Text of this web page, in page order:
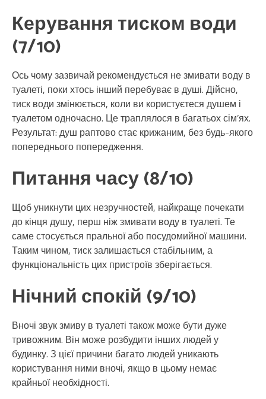
Керування тиском води
(7/10)
Ось чому зазвичай рекомендується не змивати воду в
туалеті, поки хтось інший перебуває в душі. Дійсно,
тиск води змінюється, коли ви користуєтеся душем і
туалетом одночасно. Це траплялося в багатьох сім’ях.
Результат: душ раптово стає крижаним, без будь-якого
попереднього попередження.
Питання часу (8/10)
Щоб уникнути цих незручностей, найкраще почекати
до кінця душу, перш ніж змивати воду в туалеті. Те
саме стосується пральної або посудомийної машини.
Таким чином, тиск залишається стабільним, а
функціональність цих пристроїв зберігається.
Нічний спокій (9/10)
Вночі звук змиву в туалеті також може бути дуже
тривожним. Він може розбудити інших людей у ​​
будинку. З цієї причини багато людей уникають
користування ними вночі, якщо в цьому немає
крайньої необхідності.